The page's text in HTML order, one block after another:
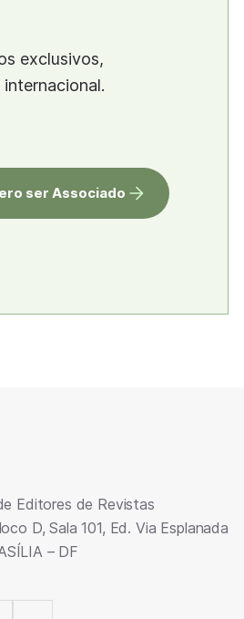
exclusivos,
ser Associado
Editores de Revistas
D, Sala 101, Ed. Via Esplanada
– DF